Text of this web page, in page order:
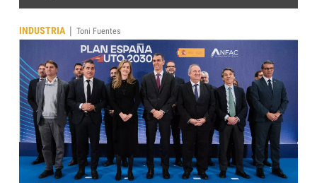
INDUSTRIA | Toni Fuentes